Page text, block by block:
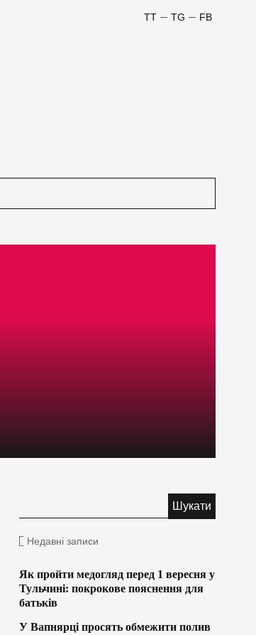
FB
TG
TT
Недавні записи
Як пройти медогляд перед 1 вересня у
Тульчині: покрокове пояснення для
батьків
У Вапнярці просять обмежити полив